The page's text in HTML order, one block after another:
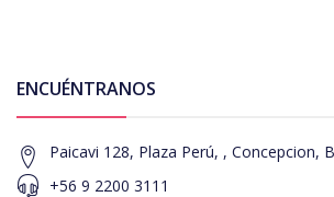
ENCUÉNTRANOS
Paicavi 128, Plaza Perú, , Concepcion,
+56 9 2200 3111